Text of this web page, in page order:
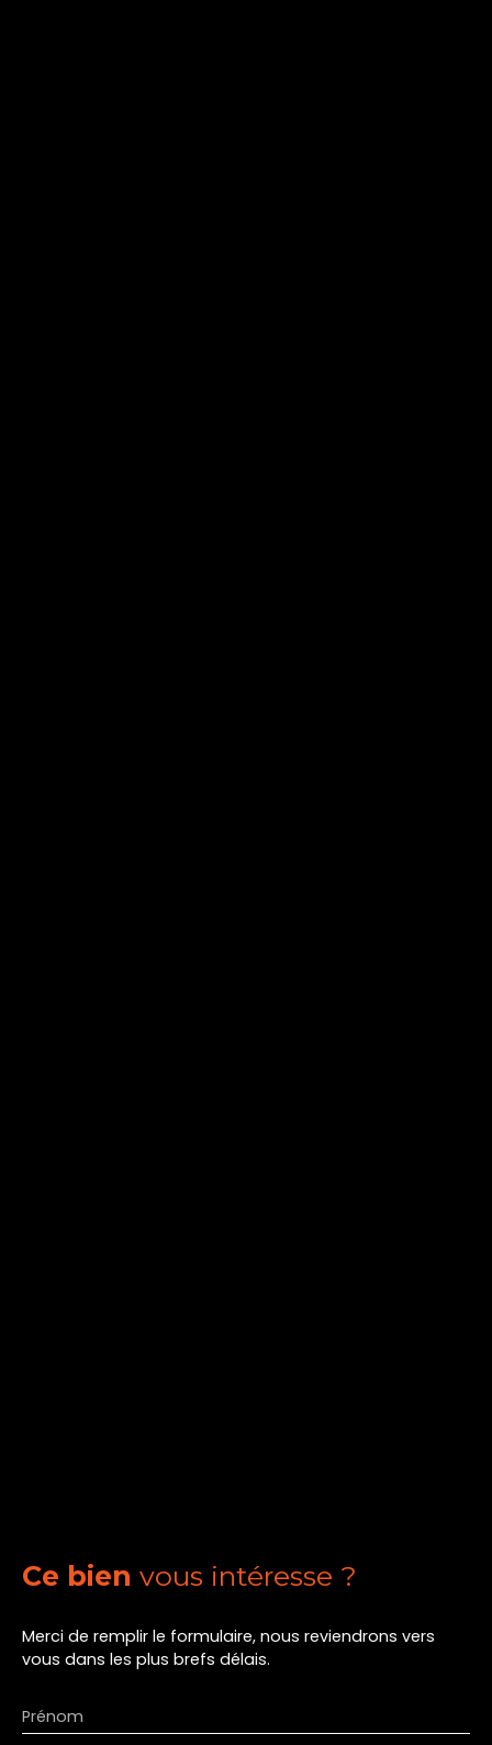
Ce bien vous intéresse ?
Merci de remplir le formulaire, nous reviendrons vers
vous dans les plus brefs délais.
Prénom